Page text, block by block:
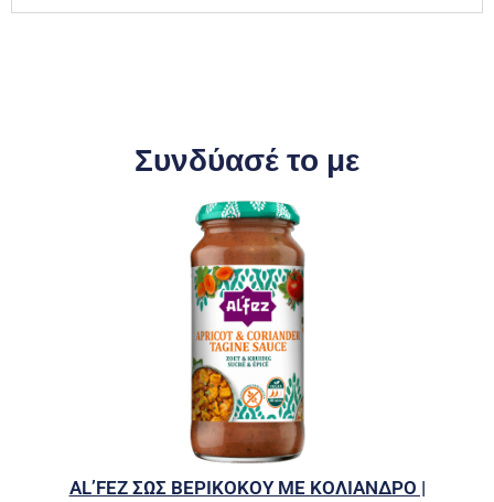
Συνδύασέ το με
AL’FEZ ΣΩΣ ΒΕΡΙΚΟΚΟΥ ΜΕ ΚΟΛΙΑΝΔΡΟ |